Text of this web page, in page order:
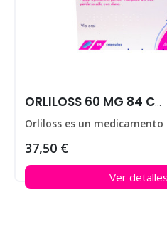
ORLILOSS 60 MG 84 CAPS
37,50 €
Ver detalles